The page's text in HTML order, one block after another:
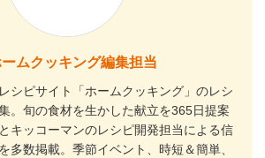
ムクッキング編集担当
シピサイト「ホームクッキング」のレシ
。旬の食材を生かした献立を365日提案
キッコーマンのレシピ開発担当による信
多数掲載。季節イベント、時短＆簡単、